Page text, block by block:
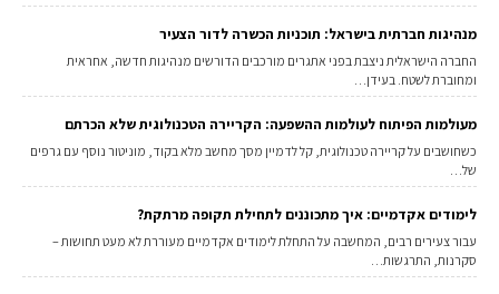
מנהיגות חברתית בישראל: תוכניות הכשרה לדור הצעיר
החברה הישראלית ניצבת בפני אתגרים מורכבים הדורשים מנהיגות חדשה, אחראית
ומחוברת לשטח. בעידן…
מעולמות הפיתוח לעולמות ההשפעה: הקריירה הטכנולוגית שלא הכרתם
כשחושבים על קריירה טכנולוגית, קל לדמיין מסך מחשב מלא בקוד, מוניטור נוסף עם גרפים
של…
לימודים אקדמיים: איך מתכוננים לתחילת תקופה מרתקת?
עבור צעירים רבים, המחשבה על התחלת לימודים אקדמיים מעוררת לא מעט תחושות –
סקרנות, התרגשות…